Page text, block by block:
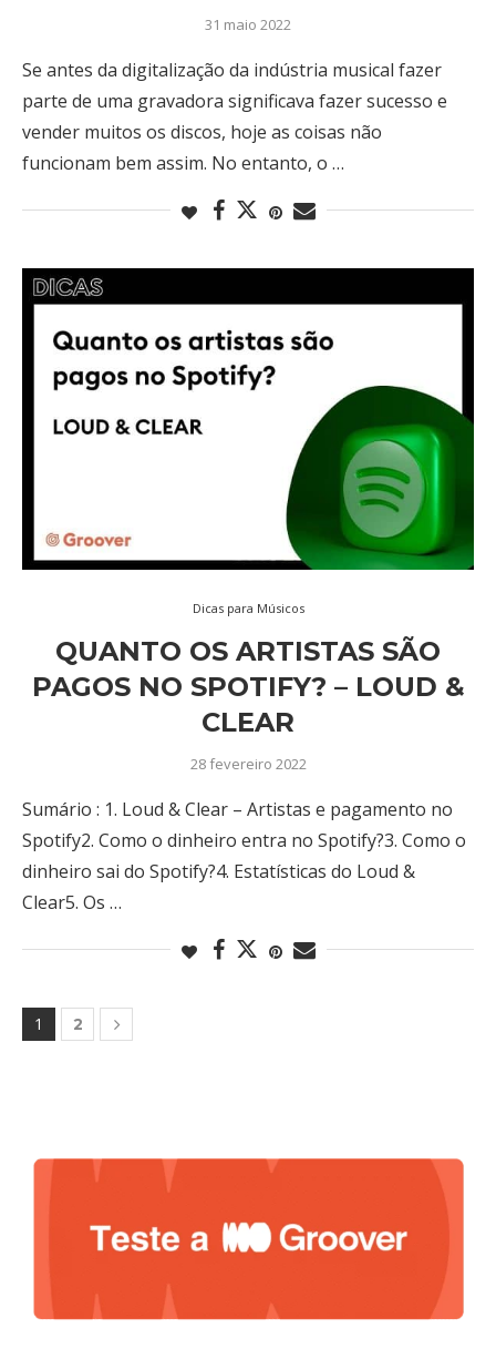
31 maio 2022
Se antes da digitalização da indústria musical fazer
parte de uma gravadora significava fazer sucesso e
vender muitos os discos, hoje as coisas não
funcionam bem assim. No entanto, o …
Dicas para Músicos
QUANTO OS ARTISTAS SÃO
PAGOS NO SPOTIFY? – LOUD &
CLEAR
28 fevereiro 2022
Sumário : 1. Loud & Clear – Artistas e pagamento no
Spotify2. Como o dinheiro entra no Spotify?3. Como o
dinheiro sai do Spotify?4. Estatísticas do Loud &
Clear5. Os …
1 2